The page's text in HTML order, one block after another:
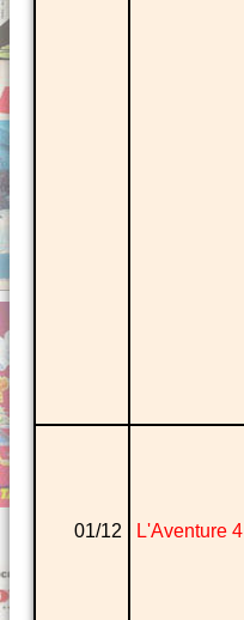
01/12 L'Aventure 4